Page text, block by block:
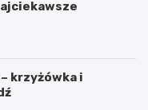
krzyżówka i